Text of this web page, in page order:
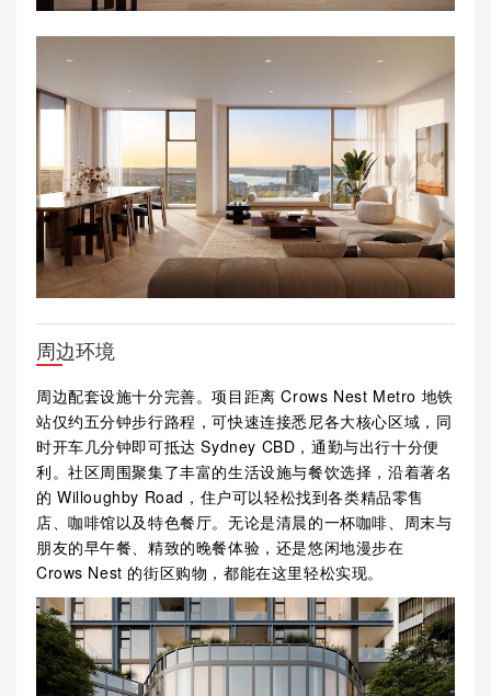
周边环境
周边配套设施十分完善。项目距离 Crows Nest Metro 地铁
站仅约五分钟步行路程，可快速连接悉尼各大核心区域，同
时开车几分钟即可抵达 Sydney CBD，通勤与出行十分便
利。社区周围聚集了丰富的生活设施与餐饮选择，沿着著名
的 Willoughby Road，住户可以轻松找到各类精品零售
店、咖啡馆以及特色餐厅。无论是清晨的一杯咖啡、周末与
朋友的早午餐、精致的晚餐体验，还是悠闲地漫步在
Crows Nest 的街区购物，都能在这里轻松实现。